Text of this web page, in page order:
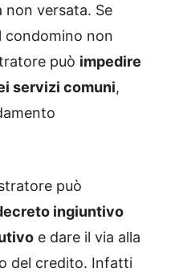
non versata. Se
condomino non
può impedire
servizi comuni,
può
ingiuntivo
e dare il via alla
del credito. Infatti